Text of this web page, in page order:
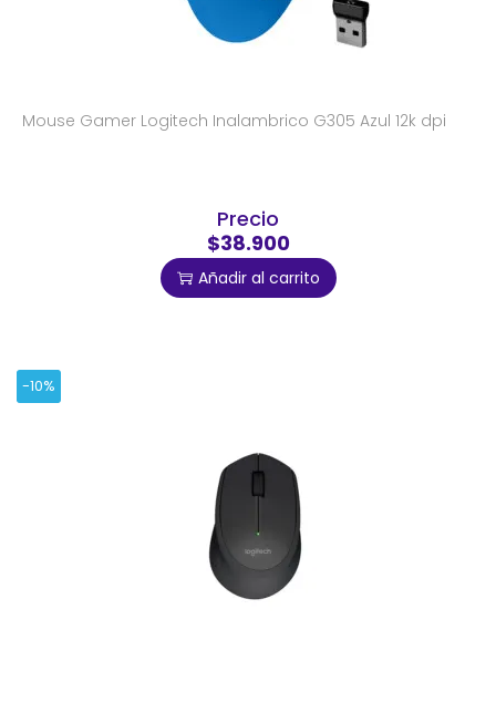
Mouse Gamer Logitech Inalambrico G305 Azul 12k dpi
Precio
$38.900
Añadir al carrito
-10%